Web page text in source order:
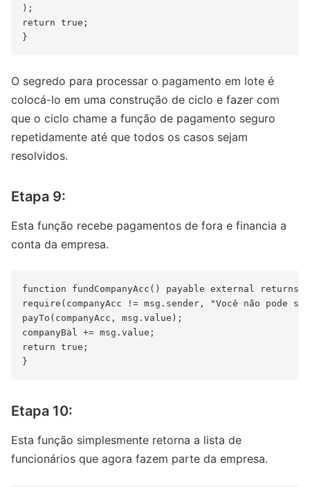
);
return true;
O segredo para processar o pagamento em lote é
colocá-lo em uma construção de ciclo e fazer com
que o ciclo chame a função de pagamento seguro
repetidamente até que todos os casos sejam
resolvidos.
Etapa 9:
Esta função recebe pagamentos de fora e financia a
conta da empresa.
function fundCompanyAcc() payable external returns
require(companyAcc != msg.sender, "Você não pode
payTo(companyAcc, msg.value);
companyBal += msg.value;
return true;
Etapa 10:
Esta função simplesmente retorna a lista de
funcionários que agora fazem parte da empresa.